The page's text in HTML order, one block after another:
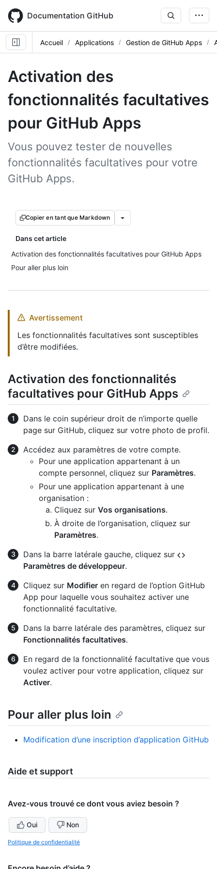
main
content
Documentation GitHub
Accueil Applications Gestion de GitHub Apps
Activation des
fonctionnalités facultatives
pour GitHub Apps
Vous pouvez tester de nouvelles
fonctionnalités facultatives pour votre
GitHub Apps.
Copier en tant que Markdown
Dans cet article
Activation des fonctionnalités facultatives pour GitHub Apps
Pour aller plus loin
Avertissement
Les fonctionnalités facultatives sont susceptibles
d’être modifiées.
Activation des fonctionnalités
facultatives pour GitHub Apps
Dans le coin supérieur droit de n’importe quelle
page sur GitHub, cliquez sur votre photo de profil.
Accédez aux paramètres de votre compte.
Pour une application appartenant à un
compte personnel, cliquez sur Paramètres.
Pour une application appartenant à une
organisation :
Cliquez sur Vos organisations.
À droite de l’organisation, cliquez sur
Paramètres.
Dans la barre latérale gauche, cliquez sur
Paramètres de développeur.
Cliquez sur Modifier en regard de l’option GitHub
App pour laquelle vous souhaitez activer une
fonctionnalité facultative.
Dans la barre latérale des paramètres, cliquez sur
Fonctionnalités facultatives.
En regard de la fonctionnalité facultative que vous
voulez activer pour votre application, cliquez sur
Activer.
Pour aller plus loin
Modification d’une inscription d’application GitHub
Aide et support
Avez-vous trouvé ce dont vous aviez besoin ?
Oui Non
Politique de confidentialité